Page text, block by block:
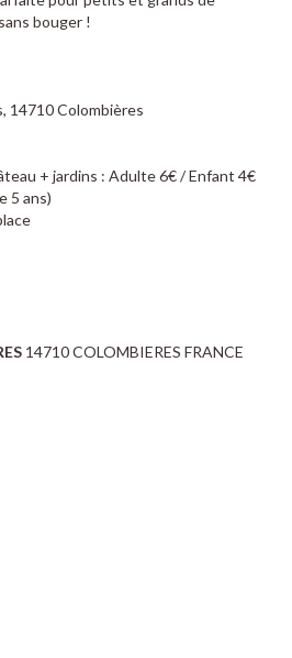
bouger !
14710 Colombières
+ jardins : Adulte 6€ / Enfant 4€
5 ans)
14710 COLOMBIERES FRANCE